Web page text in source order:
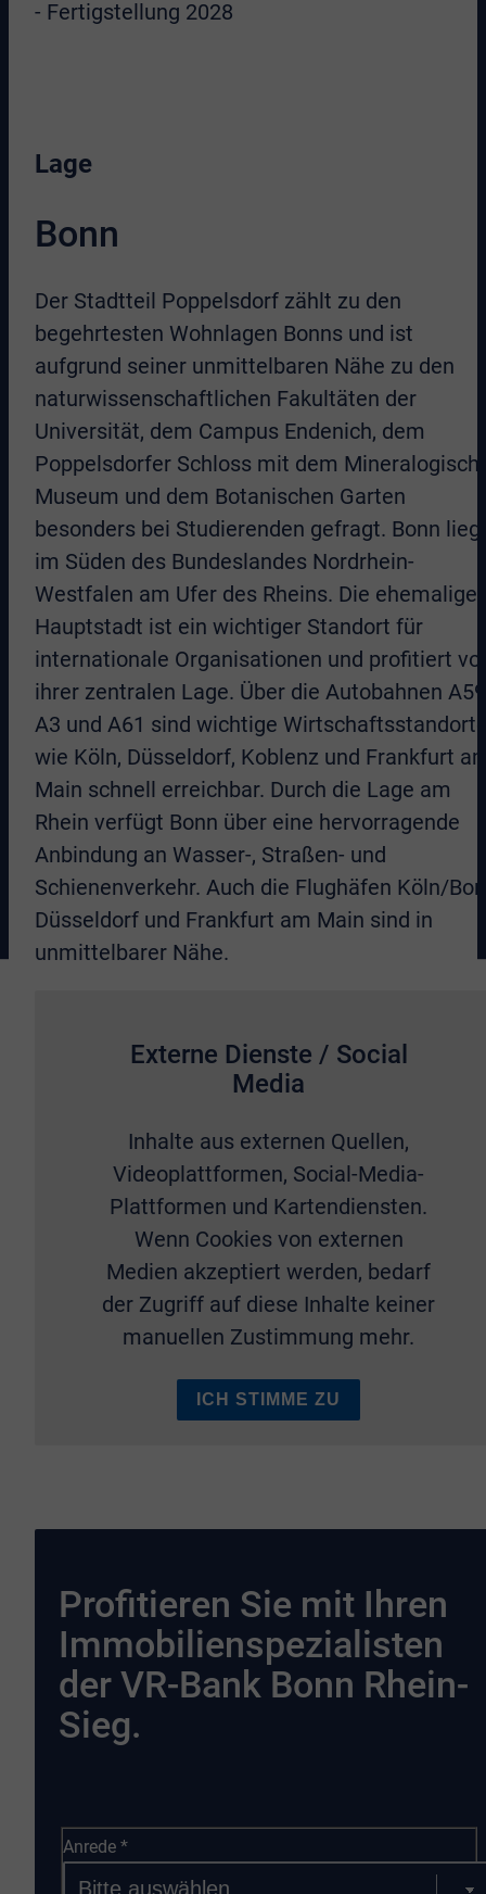
- Fertigstellung 2028
Lage
Bonn
Der Stadtteil Poppelsdorf zählt zu den
begehrtesten Wohnlagen Bonns und ist
aufgrund seiner unmittelbaren Nähe zu den
naturwissenschaftlichen Fakultäten der
Universität, dem Campus Endenich, dem
Poppelsdorfer Schloss mit dem
Museum und dem Botanischen Garten
besonders bei Studierenden gefragt. Bonn
im Süden des Bundeslandes Nordrhein-
Westfalen am Ufer des Rheins. Die ehemalige
Hauptstadt ist ein wichtiger Standort für
internationale Organisationen und profitiert
ihrer zentralen Lage. Über die Autobahnen
A3 und A61 sind wichtige
wie Köln, Düsseldorf, Koblenz und Frankfurt
Main schnell erreichbar. Durch die Lage am
Rhein verfügt Bonn über eine hervorragende
Anbindung an Wasser-, Straßen- und
Schienenverkehr. Auch die Flughäfen Köln/
Düsseldorf und Frankfurt am Main sind in
unmittelbarer Nähe.
Externe Dienste / Social
Media
Inhalte aus externen Quellen,
Videoplattformen, Social-Media-
Plattformen und Kartendiensten.
Wenn Cookies von externen
Medien akzeptiert werden, bedarf
der Zugriff auf diese Inhalte keiner
manuellen Zustimmung mehr.
ICH STIMME ZU
Profitieren Sie mit Ihren
Immobilienspezialisten
der VR-Bank Bonn Rhein-
Sieg.
Anrede*